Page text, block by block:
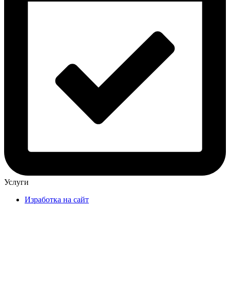
Услуги
Изработка на сайт